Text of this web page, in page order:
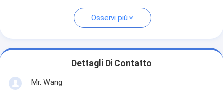
Osservi più
Dettagli Di Contatto
Mr. Wang